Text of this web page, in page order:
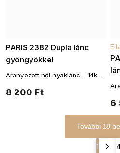
PARIS 2382 Dupla lánc
gyöngyökkel
8 200 Ft
Aranyozott női nyaklánc - 14k
6
További 18
1 4